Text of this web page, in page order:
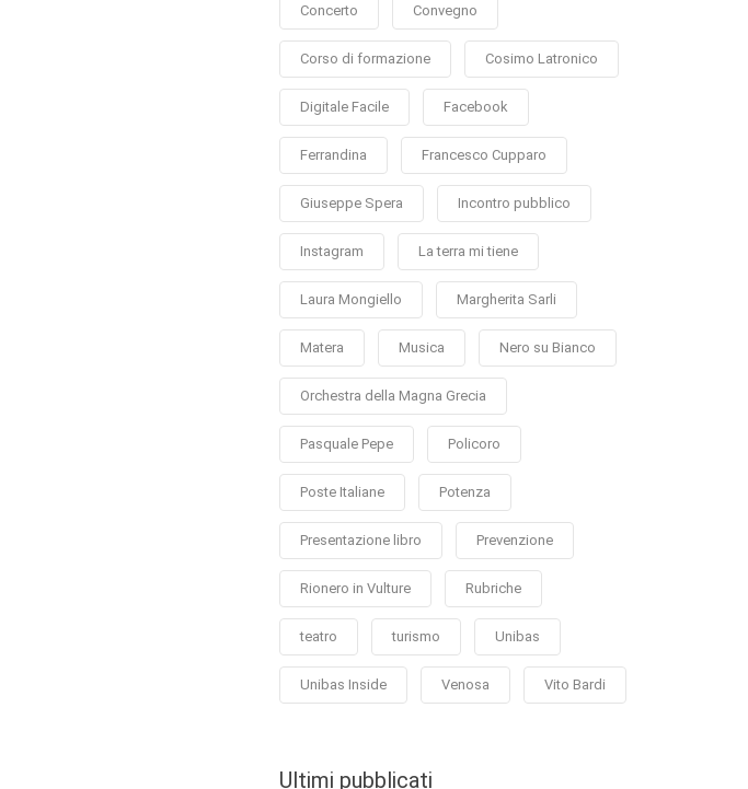
Concerto Convegno
Corso di formazione Cosimo Latronico
Digitale Facile Facebook
Ferrandina Francesco Cupparo
Giuseppe Spera Incontro pubblico
Instagram La terra mi tiene
Laura Mongiello Margherita Sarli
Matera Musica Nero su Bianco
Orchestra della Magna Grecia
Pasquale Pepe Policoro
Poste Italiane Potenza
Presentazione libro Prevenzione
Rionero in Vulture Rubriche
teatro turismo Unibas
Unibas Inside Venosa Vito Bardi
Ultimi pubblicati